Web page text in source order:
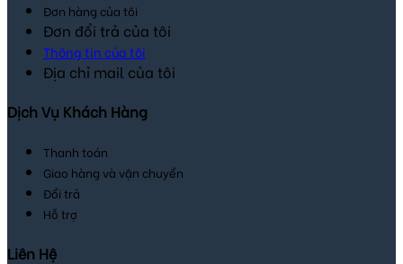
Đơn hàng của tôi
Đơn đổi trả của tôi
Thông tin của tôi
Địa chỉ mail của tôi
Dịch Vụ Khách Hàng
Thanh toán
Giao hàng và vận chuyển
Đổi trả
Hỗ trợ
Liên Hệ